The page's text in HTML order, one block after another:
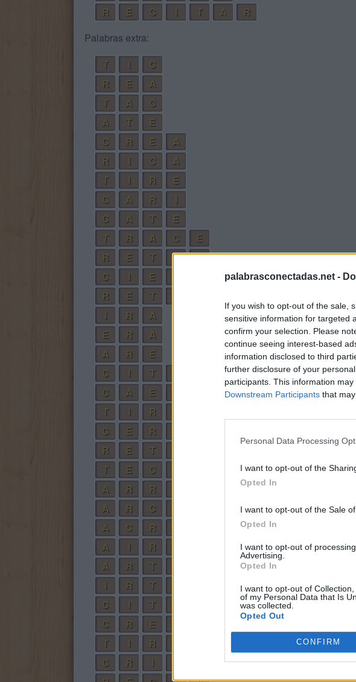
palabrasconectadas.net -
If you wish to opt-out of the sale,
sensitive information for targeted
confirm your selection. Please
continue seeing interest-based
information disclosed to third
further disclosure of your
participants. This information
Downstream Participants that
Personal Data Processing
I want to opt-out of the
Opted In
I want to opt-out of the Sale
Opted In
I want to opt-out of
Advertising.
Opted In
I want to opt-out of
of my Personal Data that Is
was collected.
Opted Out
CONFIRM
R
E C T A
R
Palabras extra:
T
C
R
E
A
T
A
C
A
T
E
C
R E
A
R
C
A
T
R
E
C
A R
I
C
A T
E
T
R A C
E
R
E T A
R
C
E
A
R
E T
R
A
E
R
A
A
R
E
C
T
C
A E
T
R
C
E R
R
E T
T
E C
A
R R
A
R C
A
C R
A
R
A
R T
R T
C
T
C
R E
T
R
C
R